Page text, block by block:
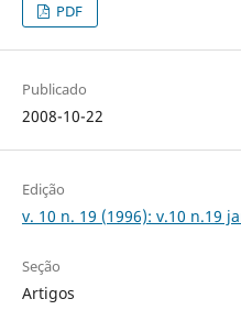
PDF
Publicado
2008-10-22
Edição
v. 10 n. 19 (1996): v.10 n.19
Seção
Artigos